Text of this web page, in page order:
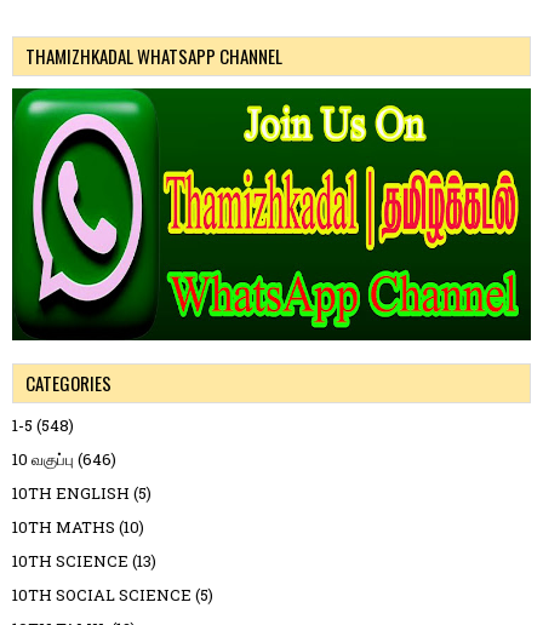
THAMIZHKADAL WHATSAPP CHANNEL
CATEGORIES
1-5 (548)
10 வகுப்பு (646)
10TH ENGLISH (5)
10TH MATHS (10)
10TH SCIENCE (13)
10TH SOCIAL SCIENCE (5)